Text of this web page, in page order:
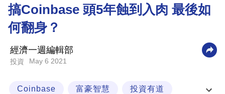
商
科
技
搞Coinbase 頭5年蝕到入肉 最後如
何翻身？
經濟一週編輯部
投資 May 6 2021
Coinbase 富豪智慧 投資有道